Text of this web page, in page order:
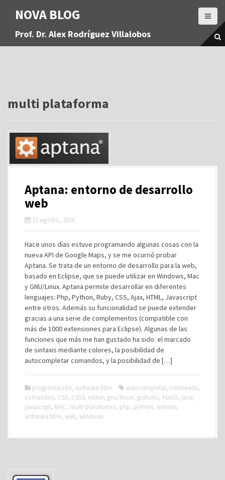
a
NOVA BLOG
Prof. Dr. Alex Rodríguez Villalobos
multi plataforma
Aptana: entorno de desarrollo
web
12 agosto, 2010
Hace unos días estuve programando algunas cosas con la
nueva API de Google Maps, y se me ocurrió probar
Aptana. Se trata de un entorno de desarrollo para la web,
basado en Eclipse, que se puede utilizar en Windows, Mac
y GNU/Linux. Aptana permite desarrollar en diferentes
lenguajes: Php, Python, Ruby, CSS, Ajax, HTML, Javascript
entre otros. Además su funcionalidad se puede extender
gracias a una serie de complementos (compatible con
más de 1000 extensiones para Eclipse). Algunas de las
funciones que más me han gustado ha sido: el marcado
de sintaxis mediante colores, la posibilidad de
autocompletar comandos, y la posibilidad de […]
programación, software libre autocompletar, coloreado,
comandos, CSS, CSS3, editor, gnu/linux, gratuito, html5, java,
javascript, MAC, multi plataforma, php, python, sintaxis,
software libre, web, windows